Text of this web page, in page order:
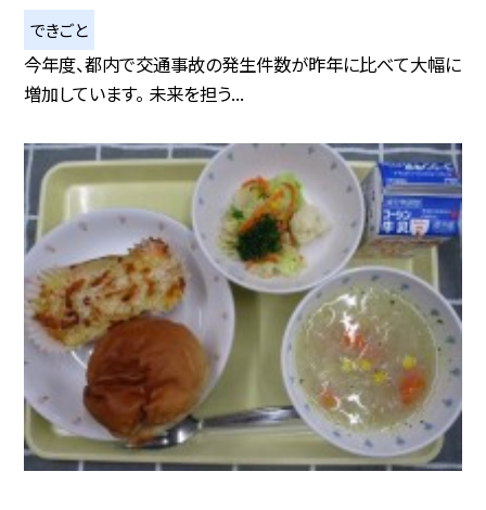
できごと
今年度、都内で交通事故の発生件数が昨年に比べて大幅に
増加しています。 未来を担う...